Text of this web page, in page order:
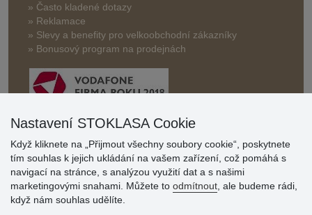
» Často kladené dotazy
» Reklamace
» Slevy a benefity pro velkoobchodní zákazníky
» Bonusový program na prodejnách
Hodnocení
zákazníků
29.7.2026
Super obchod, kvalitní zboží za slušné ceny. Vřele
Nastavení STOKLASA Cookie
Když kliknete na „Přijmout všechny soubory cookie“, poskytnete
tím souhlas k jejich ukládání na vašem zařízení, což pomáhá s
navigací na stránce, s analýzou využití dat a s našimi
marketingovými snahami. Můžete to odmítnout , ale budeme rádi,
když nám souhlas udělíte.